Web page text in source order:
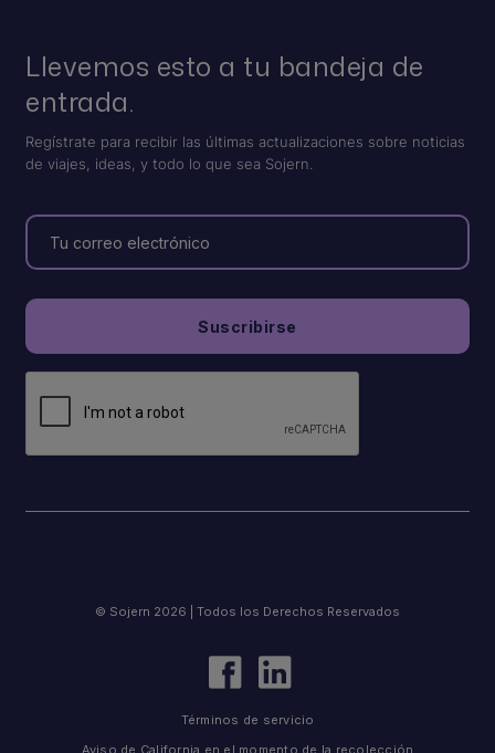
Llevemos esto a tu bandeja de
entrada.
Regístrate para recibir las últimas actualizaciones sobre noticias
de viajes, ideas, y todo lo que sea Sojern.
© Sojern 2026 | Todos los Derechos Reservados
Términos de servicio
Aviso de California en el momento de la recolección